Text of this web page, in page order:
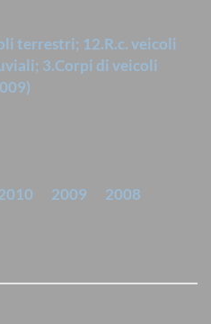
terrestri; 12.R.c. veicoli
3.Corpi di veicoli
2009
2008